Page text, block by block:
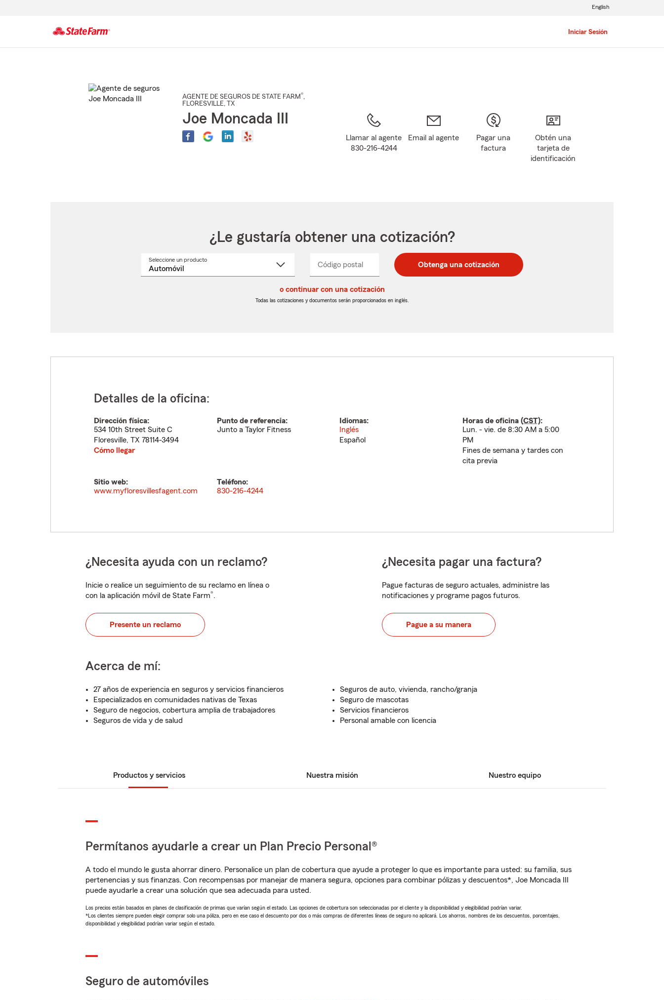
Iniciar Sesión
English
AGENTE DE SEGUROS DE STATE FARM®,
FLORESVILLE, TX
Joe Moncada III
Llamar al agente
830-216-4244
Email al agente
Pagar una
factura
Obtén una
tarjeta de
identificación
¿Le gustaría obtener una cotización?
Seleccione un productoSeleccione
Código postal
postal
de
postal
de
_____ Obtenga una cotización
o continuar con una cotización
Todas las cotizaciones y documentos serán proporcionados en inglés.
Detalles de la oficina:
Dirección física:
534 10th Street Suite C
Floresville, TX 78114-3494
Cómo llegar
Punto de referencia:
Junto a Taylor Fitness
Idiomas:
Inglés
Español
Horas de oficina (CST):
Lun. - vie. de 8:30 AM a 5:00
PM
Fines de semana y tardes con
cita previa
Sitio web:
www.myfloresvillesfagent.com
Teléfono:
830-216-4244
¿Necesita ayuda con un reclamo?
Inicie o realice un seguimiento de su reclamo en línea o
con la aplicación móvil de State Farm®.
Presente un reclamo
¿Necesita pagar una factura?
Pague facturas de seguro actuales, administre las
notificaciones y programe pagos futuros.
Pague a su manera
Acerca de mí:
27 años de experiencia en seguros y servicios financieros
Especializados en comunidades nativas de Texas
Seguro de negocios, cobertura amplia de trabajadores
Seguros de vida y de salud
Seguros de auto, vivienda, rancho/granja
Seguro de mascotas
Servicios financieros
Personal amable con licencia
Productos y servicios Nuestra misión Nuestro equipo
Permítanos ayudarle a crear un Plan Precio Personal®
A todo el mundo le gusta ahorrar dinero. Personalice un plan de cobertura que ayude a proteger lo que es importante para usted: su familia, sus
pertenencias y sus finanzas. Con recompensas por manejar de manera segura, opciones para combinar pólizas y descuentos*, Joe Moncada III
puede ayudarle a crear una solución que sea adecuada para usted.
Los precios están basados en planes de clasificación de primas que varían según el estado. Las opciones de cobertura son seleccionadas por el cliente y la disponibilidad y elegibilidad podrían variar.
*Los clientes siempre pueden elegir comprar solo una póliza, pero en ese caso el descuento por dos o más compras de diferentes líneas de seguro no aplicará. Los ahorros, nombres de los descuentos, porcentajes,
disponibilidad y elegibilidad podrían variar según el estado.
Seguro de automóviles